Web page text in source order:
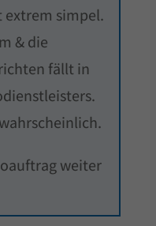
extrem simpel.
& die
fällt in
weiter